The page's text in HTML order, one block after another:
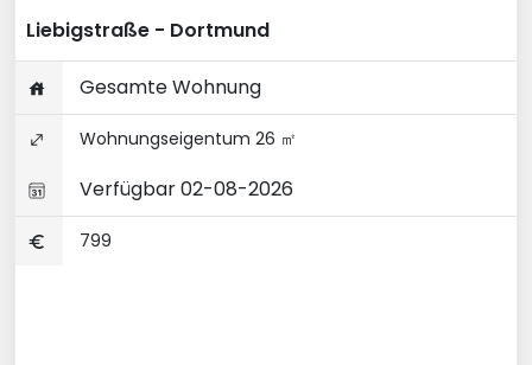
Liebigstraße - Dortmund
Gesamte Wohnung
Wohnungseigentum 26 ㎡
Verfügbar 02-08-2026
799